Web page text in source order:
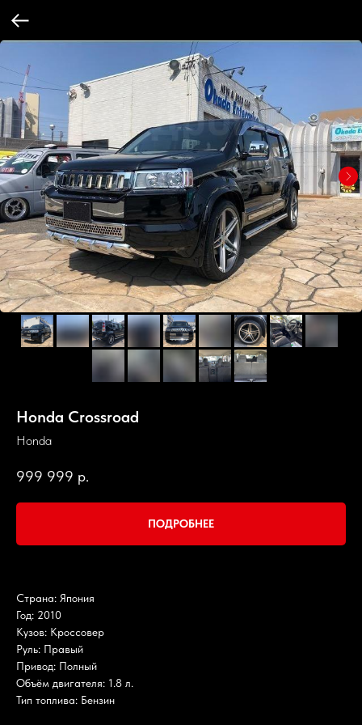
Honda Crossroad
Honda
999 999 р.
ПОДРОБНЕЕ
Страна: Япония
Год: 2010
Кузов: Кроссовер
Руль: Правый
Привод: Полный
Объём двигателя: 1.8 л.
Тип топлива: Бензин